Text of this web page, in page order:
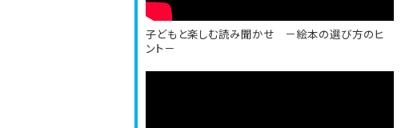
子どもと楽しむ読み聞かせ －絵本の選び方のヒ
ント－